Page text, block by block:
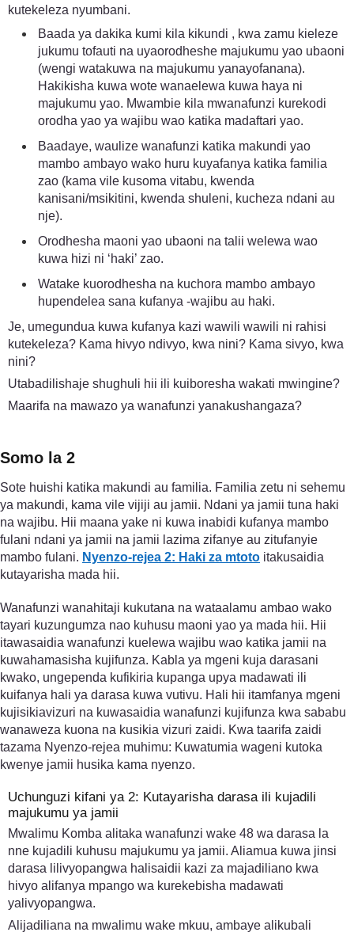
kutekeleza nyumbani.
Baada ya dakika kumi kila kikundi , kwa zamu kieleze
jukumu tofauti na uyaorodheshe majukumu yao ubaoni
(wengi watakuwa na majukumu yanayofanana).
Hakikisha kuwa wote wanaelewa kuwa haya ni
majukumu yao. Mwambie kila mwanafunzi kurekodi
orodha yao ya wajibu wao katika madaftari yao.
Baadaye, waulize wanafunzi katika makundi yao
mambo ambayo wako huru kuyafanya katika familia
zao (kama vile kusoma vitabu, kwenda
kanisani/msikitini, kwenda shuleni, kucheza ndani au
nje).
Orodhesha maoni yao ubaoni na talii welewa wao
kuwa hizi ni ‘haki’ zao.
Watake kuorodhesha na kuchora mambo ambayo
hupendelea sana kufanya -wajibu au haki.
Je, umegundua kuwa kufanya kazi wawili wawili ni rahisi
kutekeleza? Kama hivyo ndivyo, kwa nini? Kama sivyo, kwa
nini?
Utabadilishaje shughuli hii ili kuiboresha wakati mwingine?
Maarifa na mawazo ya wanafunzi yanakushangaza?
Somo la 2
Sote huishi katika makundi au familia. Familia zetu ni sehemu
ya makundi, kama vile vijiji au jamii. Ndani ya jamii tuna haki
na wajibu. Hii maana yake ni kuwa inabidi kufanya mambo
fulani ndani ya jamii na jamii lazima zifanye au zitufanyie
mambo fulani. Nyenzo-rejea 2: Haki za mtoto itakusaidia
kutayarisha mada hii.
Wanafunzi wanahitaji kukutana na wataalamu ambao wako
tayari kuzungumza nao kuhusu maoni yao ya mada hii. Hii
itawasaidia wanafunzi kuelewa wajibu wao katika jamii na
kuwahamasisha kujifunza. Kabla ya mgeni kuja darasani
kwako, ungependa kufikiria kupanga upya madawati ili
kuifanya hali ya darasa kuwa vutivu. Hali hii itamfanya mgeni
kujisikiavizuri na kuwasaidia wanafunzi kujifunza kwa sababu
wanaweza kuona na kusikia vizuri zaidi. Kwa taarifa zaidi
tazama Nyenzo-rejea muhimu: Kuwatumia wageni kutoka
kwenye jamii husika kama nyenzo.
Uchunguzi kifani ya 2: Kutayarisha darasa ili kujadili
majukumu ya jamii
Mwalimu Komba alitaka wanafunzi wake 48 wa darasa la
nne kujadili kuhusu majukumu ya jamii. Aliamua kuwa jinsi
darasa lilivyopangwa halisaidii kazi za majadiliano kwa
hivyo alifanya mpango wa kurekebisha madawati
yalivyopangwa.
Alijadiliana na mwalimu wake mkuu, ambaye alikubali